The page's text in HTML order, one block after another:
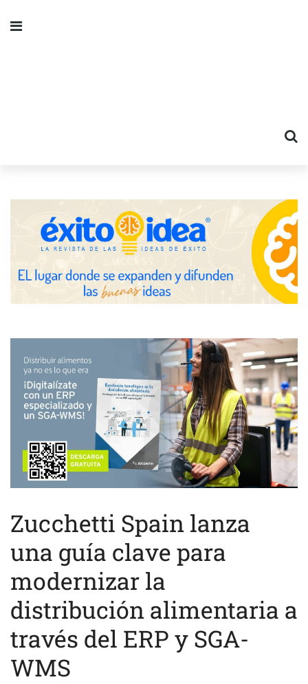
Zucchetti Spain lanza
una guía clave para
modernizar la
distribución alimentaria a
través del ERP y SGA-
WMS